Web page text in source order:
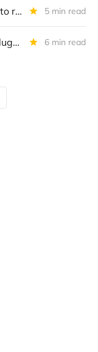
Diena kriptoje: Lietuvos kripto rinkos pergalė, BTC vėl USD 100K zonoje, Ethereum atsinaujino ir sužibėjo 5 min read
Diena kriptoje: BTC kainos dugno nuojautos, lietuviški duomenys, BTC paskolos, Solana susimovė 6 min read